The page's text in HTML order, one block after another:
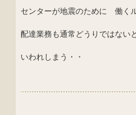
センターが地震のために 働く
配達業務も通常どうりではない
いわれしまう・・